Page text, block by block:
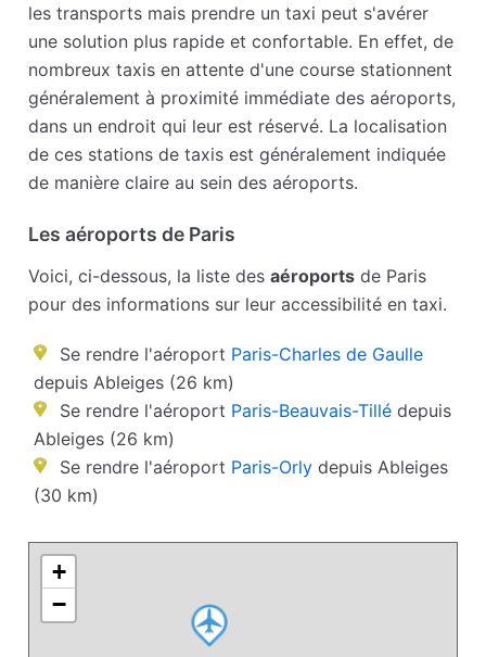
les transports mais prendre un taxi peut s'avérer
une solution plus rapide et confortable. En effet, de
nombreux taxis en attente d'une course stationnent
généralement à proximité immédiate des aéroports,
dans un endroit qui leur est réservé. La localisation
de ces stations de taxis est généralement indiquée
de manière claire au sein des aéroports.
Les aéroports de Paris
Voici, ci-dessous, la liste desaéroports de Paris
pour des informations sur leur accessibilité en taxi.
Se rendre l'aéroport Paris-Charles de Gaulle
depuis Ableiges (26 km)
Se rendre l'aéroport Paris-Beauvais-Tillé depuis
Ableiges (26 km)
Se rendre l'aéroport Paris-Orly depuis Ableiges
(30 km)
+
−